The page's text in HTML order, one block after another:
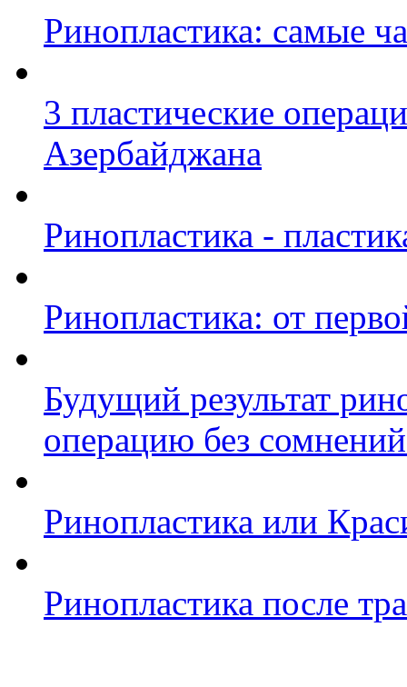
Ринопластика: самые
3 пластические
Азербайджана
Ринопластика -
Ринопластика: от
Будущий результат
операцию без
Ринопластика или
Ринопластика после